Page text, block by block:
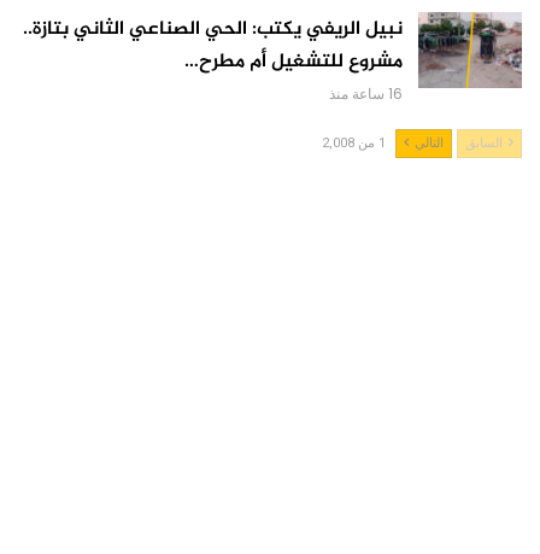
نبيل الريفي يكتب: الحي الصناعي الثاني بتازة..
مشروع للتشغيل أم مطرح…
16 ساعة منذ
السابق التالي 1 من 2,008